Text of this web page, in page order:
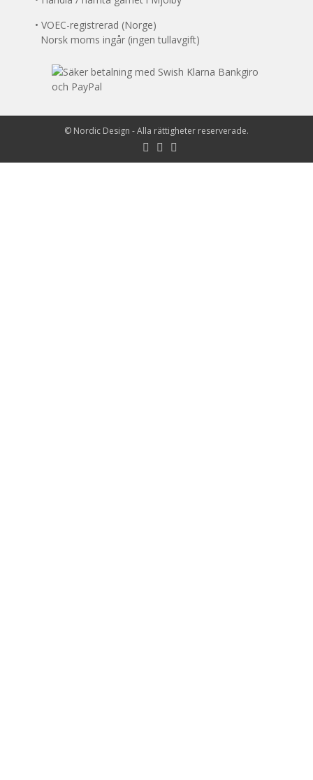
• VOEC-registrerad (Norge)
Norsk moms ingår (ingen tullavgift)
© Nordic Design - Alla rättigheter reserverade.